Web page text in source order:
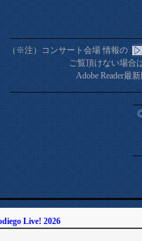
（※注）コンサート会場 情報の_
ご覧頂けない場合
Adobe Reader最新
Live! 2026